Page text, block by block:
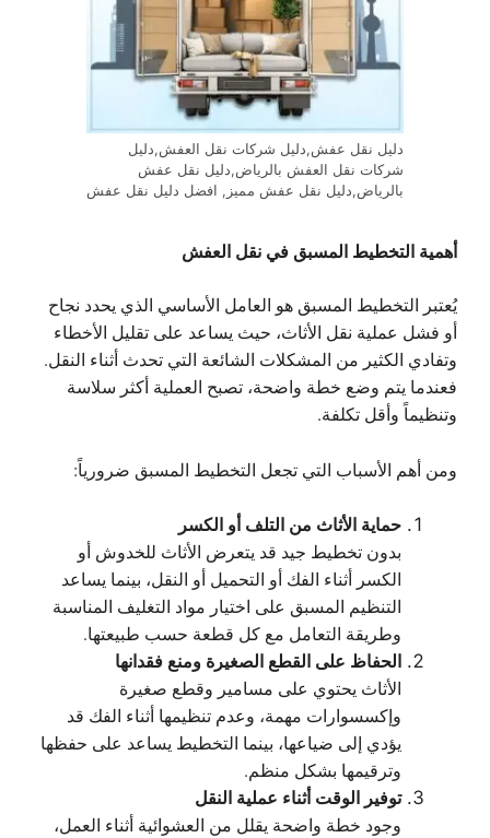
دليل نقل عفش,دليل شركات نقل العفش,دليل
شركات نقل العفش بالرياض,دليل نقل عفش
بالرياض,دليل نقل عفش مميز, افضل دليل نقل عفش
أهمية التخطيط المسبق في نقل العفش
يُعتبر التخطيط المسبق هو العامل الأساسي الذي يحدد نجاح
أو فشل عملية نقل الأثاث، حيث يساعد على تقليل الأخطاء
وتفادي الكثير من المشكلات الشائعة التي تحدث أثناء النقل.
فعندما يتم وضع خطة واضحة، تصبح العملية أكثر سلاسة
وتنظيماً وأقل تكلفة.
ومن أهم الأسباب التي تجعل التخطيط المسبق ضرورياً:
حماية الأثاث من التلف أو الكسر
بدون تخطيط جيد قد يتعرض الأثاث للخدوش أو
الكسر أثناء الفك أو التحميل أو النقل، بينما يساعد
التنظيم المسبق على اختيار مواد التغليف المناسبة
وطريقة التعامل مع كل قطعة حسب طبيعتها.
الحفاظ على القطع الصغيرة ومنع فقدانها
الأثاث يحتوي على مسامير وقطع صغيرة
وإكسسوارات مهمة، وعدم تنظيمها أثناء الفك قد
يؤدي إلى ضياعها، بينما التخطيط يساعد على حفظها
وترقيمها بشكل منظم.
توفير الوقت أثناء عملية النقل
وجود خطة واضحة يقلل من العشوائية أثناء العمل،